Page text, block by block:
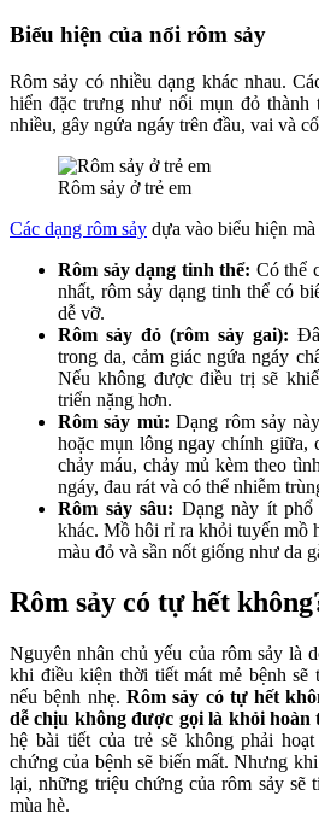
Biểu hiện của nổi rôm sảy
Rôm sảy có nhiều dạng khác nhau.
hiển đặc trưng như nổi mụn đỏ
nhiều, gây ngứa ngáy trên đầu, vai và
Rôm sảy ở trẻ em
Các dạng rôm sảy dựa vào biểu hiện
Rôm sảy dạng tinh thể: Có thể
nhất, rôm sảy dạng tinh thể có
dễ vỡ.
Rôm sảy đỏ (rôm sảy gai):
trong da, cảm giác ngứa ngáy
Nếu không được điều trị sẽ
triển nặng hơn.
Rôm sảy mủ: Dạng rôm sảy
hoặc mụn lông ngay chính giữa,
chảy máu, chảy mủ kèm theo
ngáy, đau rát và có thể nhiễm
Rôm sảy sâu: Dạng này ít phổ
khác. Mồ hôi rỉ ra khỏi tuyến mồ
màu đỏ và sần nốt giống như da
Rôm sảy có tự hết
Nguyên nhân chủ yếu của rôm sảy là
khi điều kiện thời tiết mát mẻ bệnh
nếu bệnh nhẹ. Rôm sảy có tự hết
dễ chịu không được gọi là khỏi hoàn
hệ bài tiết của trẻ sẽ không phải
chứng của bệnh sẽ biến mất. Nhưng
lại, những triệu chứng của rôm sảy sẽ
mùa hè.